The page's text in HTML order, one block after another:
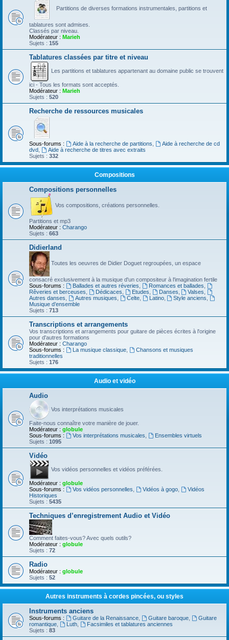
Partitions de diverses formations instrumentales, partitions et
tablatures sont admises.
Classés par niveau.
Modérateur : Marieh
Sujets : 155
Tablatures classées par titre et niveau
Les partitions et tablatures appartenant au domaine public se trouvent
ici - Tous les formats sont acceptés.
Modérateur : Marieh
Sujets : 520
Recherche de ressources musicales
Sous-forums : Aide à la recherche de partitions
Aide à recherche de cd
dvd
Aide à recherche de titres avec extraits
Sujets : 332
Compositions
Compositions personnelles
Vos compositions, créations personnelles.
Partitions et mp3
Modérateur : Charango
Sujets : 663
Didierland
Toutes les oeuvres de Didier Doguet regroupées, un espace
consacré exclusivement à la musique d'un compositeur à l'imagination fertile
Sous-forums :
Ballades et autres réveries Romances et ballades
Rêveries et berceuses
Dédicaces Etudes Danses Valses
Autres danses
Autres musiques Celte, Latino, Style anciens
Musique d’ensemble
Sujets : 713
Transcriptions et arrangements
Vos transcriptions et arrangements pour guitare de pièces écrites à l'origine
pour d'autres formations
Modérateur : Charango
Sous-forums :
La musique classique,
Chansons et musiques
traditionnelles
Sujets : 176
Audio et vidéo
Audio
Vos interprétations musicales
Faite-nous connaître votre manière de jouer.
Modérateur : globule
Sous-forums :
Vos interprétations musicales
Ensembles virtuels
Sujets : 1095
Vidéo
Vos vidéos personnelles et vidéos préférées.
Modérateur : globule
Sous-forums :
Vos vidéos personnelles Vidéos à gogo,
Vidéos
Historiques
Sujets : 5435
Techniques d’enregistrement Audio et Vidéo
Comment faites-vous? Avec quels outils?
Modérateur : globule
Sujets : 72
Radio
Modérateur : globule
Sujets : 52
Autres instruments à cordes pincées, ou styles
Instruments anciens
Sous-forums : Guitare de la Renaissance, Guitare baroque,
Guitare
romantique
Luth,
Facsimiles et tablatures anciennes
Sujets : 83